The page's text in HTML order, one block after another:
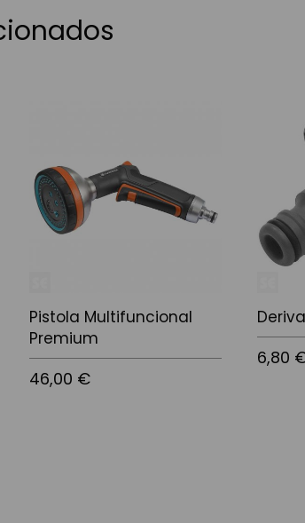
Pistola Multifuncional
Premium
46,00 €
6,80